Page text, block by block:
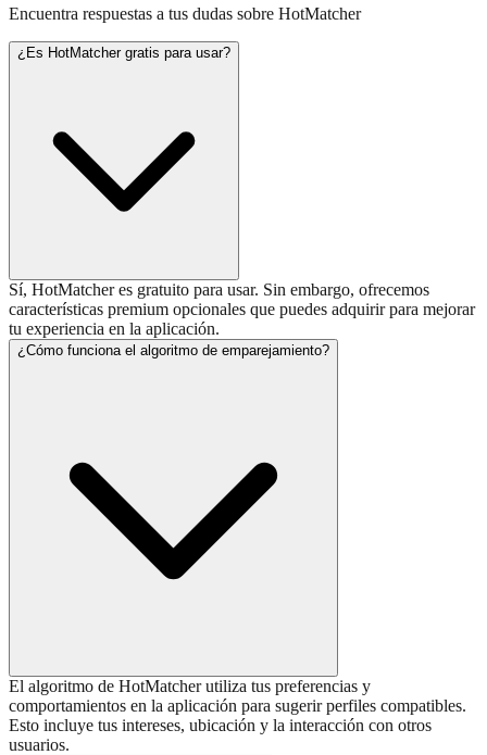
Encuentra respuestas a tus dudas sobre HotMatcher
¿Es HotMatcher gratis para usar?
Sí, HotMatcher es gratuito para usar. Sin embargo, ofrecemos
características premium opcionales que puedes adquirir para mejorar
tu experiencia en la aplicación.
¿Cómo funciona el algoritmo de emparejamiento?
El algoritmo de HotMatcher utiliza tus preferencias y
comportamientos en la aplicación para sugerir perfiles compatibles.
Esto incluye tus intereses, ubicación y la interacción con otros
usuarios.